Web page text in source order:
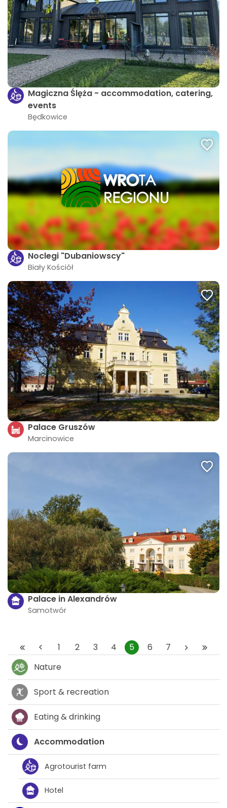
Magiczna Ślęża - accommodation, catering,
events
Będkowice
Noclegi "Dubaniowscy"
Biały Kościół
Palace Gruszów
Marcinowice
Palace in Alexandrów
Samotwór
1 2 3 4 5 6
7
Nature
Sport & recreation
Eating & drinking
Accommodation
Agrotourist farm
Hotel